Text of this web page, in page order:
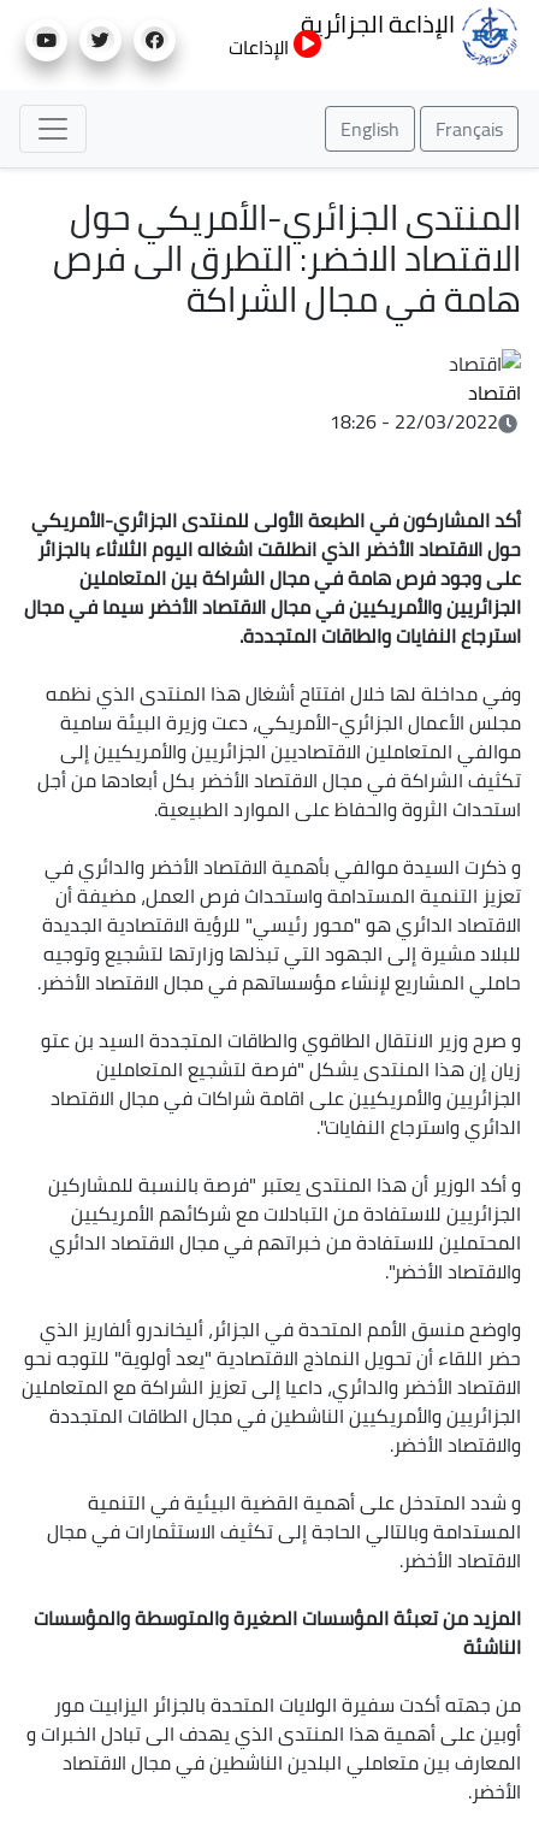
إلى
الإذاعة الجزائرية
الإذاعات
Français
English
المنتدى الجزائري-الأمريكي حول
الاقتصاد الاخضر: التطرق الى فرص
هامة في مجال الشراكة
اقتصاد
22/03/2022 - 18:26
أكد المشاركون في الطبعة الأولى للمنتدى الجزائري-الأمريكي
حول الاقتصاد الأخضر الذي انطلقت اشغاله اليوم الثلاثاء بالجزائر
على وجود فرص هامة في مجال الشراكة بين المتعاملين
الجزائريين والأمريكيين في مجال الاقتصاد الأخضر سيما في مجال
استرجاع النفايات والطاقات المتجددة.
وفي مداخلة لها خلال افتتاح أشغال هذا المنتدى الذي نظمه
مجلس الأعمال الجزائري-الأمريكي، دعت وزيرة البيئة سامية
موالفي المتعاملين الاقتصاديين الجزائريين والأمريكيين إلى
تكثيف الشراكة في مجال الاقتصاد الأخضر بكل أبعادها من أجل
استحداث الثروة والحفاظ على الموارد الطبيعية.
و ذكرت السيدة موالفي بأهمية الاقتصاد الأخضر والدائري في
تعزيز التنمية المستدامة واستحداث فرص العمل، مضيفة أن
الاقتصاد الدائري هو "محور رئيسي" للرؤية الاقتصادية الجديدة
للبلاد مشيرة إلى الجهود التي تبذلها وزارتها لتشجيع وتوجيه
حاملي المشاريع لإنشاء مؤسساتهم في مجال الاقتصاد الأخضر.
و صرح وزير الانتقال الطاقوي والطاقات المتجددة السيد بن عتو
زيان إن هذا المنتدى يشكل "فرصة لتشجيع المتعاملين
الجزائريين والأمريكيين على اقامة شراكات في مجال الاقتصاد
الدائري واسترجاع النفايات".
و أكد الوزير أن هذا المنتدى يعتبر "فرصة بالنسبة للمشاركين
الجزائريين للاستفادة من التبادلات مع شركائهم الأمريكيين
المحتملين للاستفادة من خبراتهم في مجال الاقتصاد الدائري
والاقتصاد الأخضر".
واوضح منسق الأمم المتحدة في الجزائر، أليخاندرو ألفاريز الذي
حضر اللقاء أن تحويل النماذج الاقتصادية "يعد أولوية" للتوجه نحو
الاقتصاد الأخضر والدائري، داعيا إلى تعزيز الشراكة مع المتعاملين
الجزائريين والأمريكيين الناشطين في مجال الطاقات المتجددة
والاقتصاد الأخضر.
و شدد المتدخل على أهمية القضية البيئية في التنمية
المستدامة وبالتالي الحاجة إلى تكثيف الاستثمارات في مجال
الاقتصاد الأخضر.
المزيد من تعبئة المؤسسات الصغيرة والمتوسطة والمؤسسات
الناشئة
من جهته أكدت سفيرة الولايات المتحدة بالجزائر اليزابيت مور
أوبين على أهمية هذا المنتدى الذي يهدف الى تبادل الخبرات و
المعارف بين متعاملي البلدين الناشطين في مجال الاقتصاد
الأخضر.